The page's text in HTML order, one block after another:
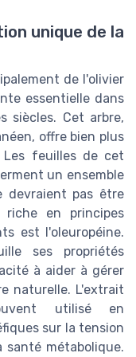
unique de la
de l'olivier
essentielle dans
siècles. Cet arbre,
offre bien plus
feuilles de cet
un ensemble
devraient pas être
en principes
est l'oleuropéine.
ses propriétés
à aider à gérer
naturelle. L'extrait
utilisé en
sur la tension
métabolique.